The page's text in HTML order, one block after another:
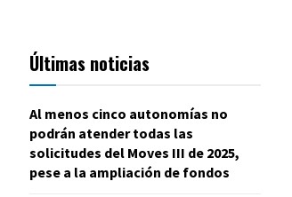
Últimas noticias
Al menos cinco autonomías no
podrán atender todas las
solicitudes del Moves III de 2025,
pese a la ampliación de fondos